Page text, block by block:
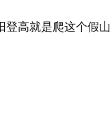
登高就是爬这个假山